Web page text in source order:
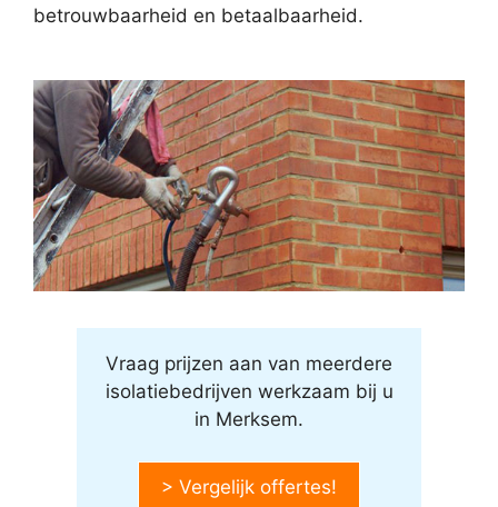
betrouwbaarheid en betaalbaarheid.
Vraag prijzen aan van meerdere
isolatiebedrijven werkzaam bij u
in Merksem.
> Vergelijk offertes!